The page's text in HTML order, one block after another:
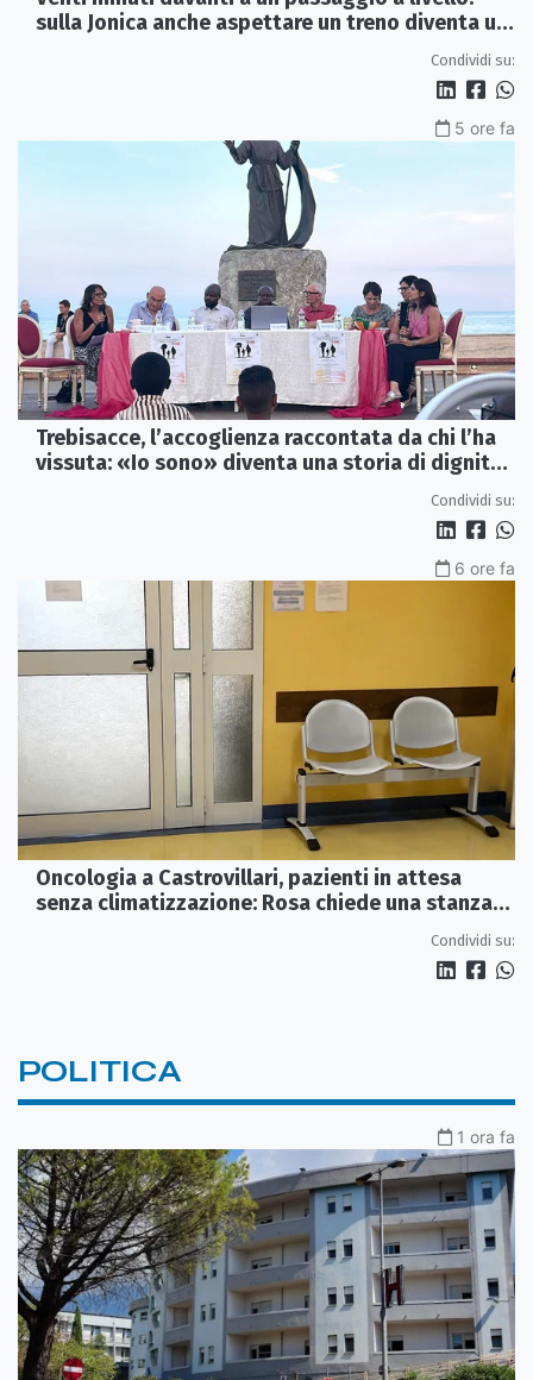
sulla Jonica anche aspettare un treno diventa un
Condividi su:
5 ore fa
Trebisacce, l’accoglienza raccontata da chi l’ha
vissuta: «Io sono» diventa una storia di dignità
Condividi su:
6 ore fa
Oncologia a Castrovillari, pazienti in attesa
senza climatizzazione: Rosa chiede una stanza
Condividi su:
POLITICA
1 ora fa